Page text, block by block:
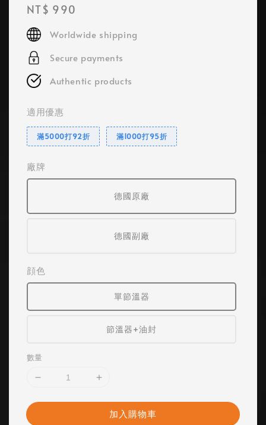
Regular
price
NT$ 990
Worldwide shipping
Secure payments
Authentic products
適用優惠
滿5000打92折 滿1000打95折
廠牌
德國原廠
德國副廠
顔色
單節溫器
節溫器+油封
數量
加入購物車